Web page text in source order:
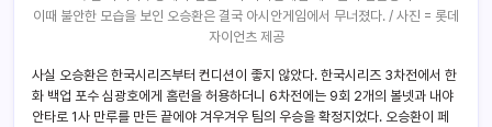
이때 불안한 모습을 보인 오승환은 결국 아시안게임에서 무너졌다. / 사진 = 롯데
자이언츠 제공
사실 오승환은 한국시리즈부터 컨디션이 좋지 않았다. 한국시리즈 3차전에서 한
화 백업 포수 심광호에게 홈런을 허용하더니 6차전에는 9회 2개의 볼넷과 내야
안타로 1사 만루를 만든 끝에야 겨우겨우 팀의 우승을 확정지었다. 오승환이 페